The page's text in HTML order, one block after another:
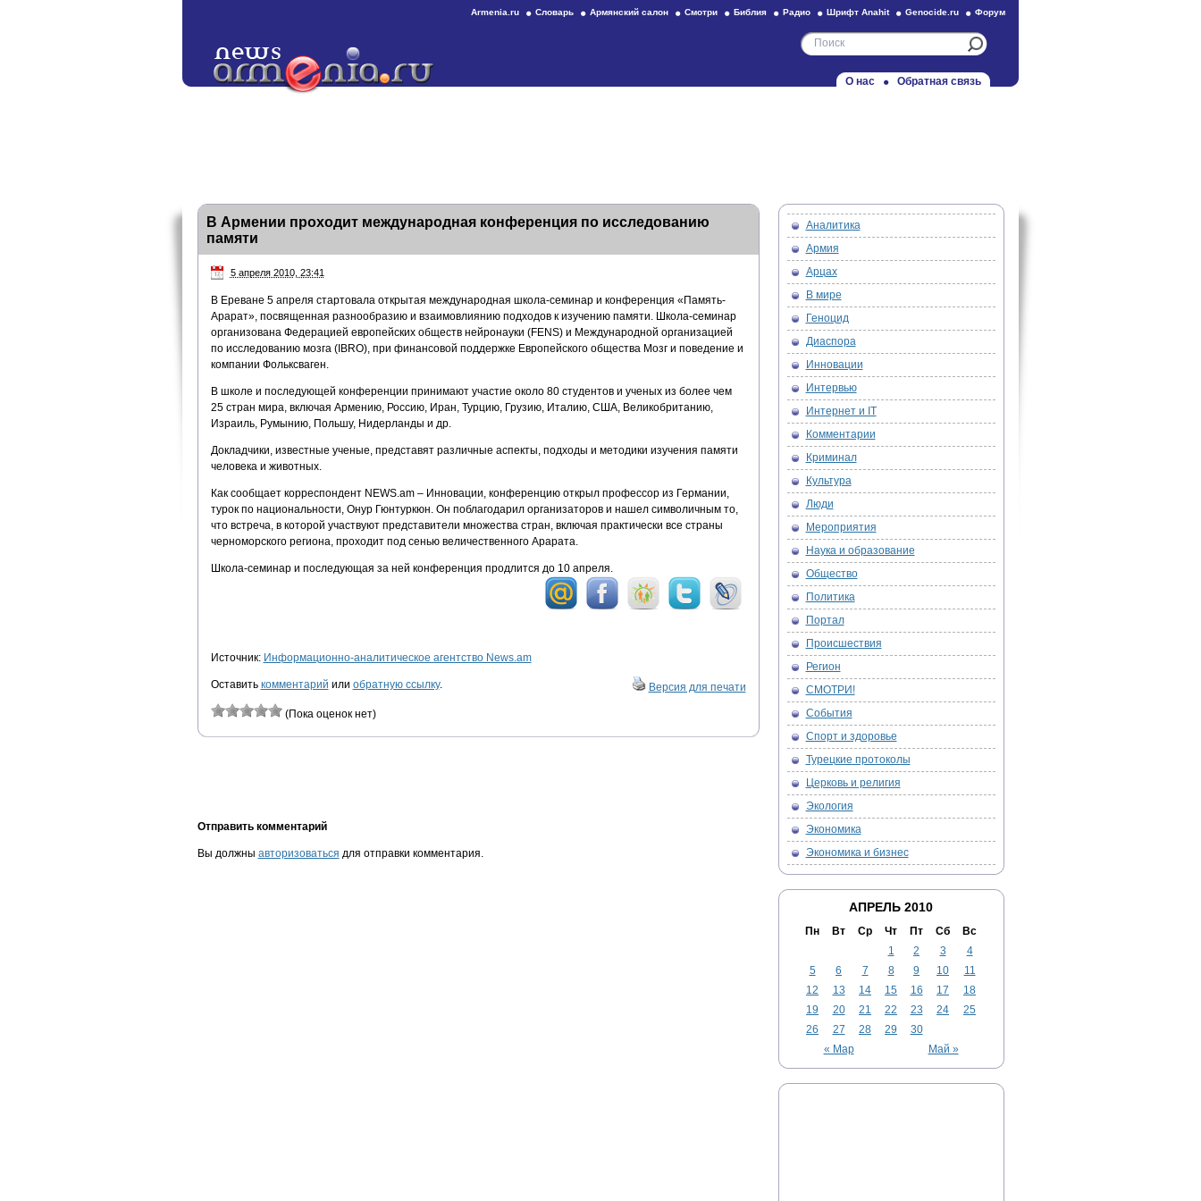
Armenia.ru Словарь Армянский салон Смотри Библия Радио Шрифт Anahit Genocide.ru Форум
О нас Обратная связь
В Армении проходит международная конференция по исследованию
памяти
5 апреля 2010, 23:41
В Ереване 5 апреля стартовала открытая международная школа-семинар и конференция «Память-
Арарат», посвященная разнообразию и взаимовлиянию подходов к изучению памяти. Школа-семинар
организована Федерацией европейских обществ нейронауки (FENS) и Международной организацией
по исследованию мозга (IBRO), при финансовой поддержке Европейского общества Мозг и поведение и
компании Фольксваген.
В школе и последующей конференции принимают участие около 80 студентов и ученых из более чем
25 стран мира, включая Армению, Россию, Иран, Турцию, Грузию, Италию, США, Великобританию,
Израиль, Румынию, Польшу, Нидерланды и др.
Докладчики, известные ученые, представят различные аспекты, подходы и методики изучения памяти
человека и животных.
Как сообщает корреспондент NEWS.am – Инновации, конференцию открыл профессор из Германии,
турок по национальности, Онур Гюнтуркюн. Он поблагодарил организаторов и нашел символичным то,
что встреча, в которой участвуют представители множества стран, включая практически все страны
черноморского региона, проходит под сенью величественного Арарата.
Школа-семинар и последующая за ней конференция продлится до 10 апреля.
Источник: Информационно-аналитическое агентство News.am
Оставить комментарий или обратную ссылку. Версия для печати
(Пока оценок нет)
Отправить комментарий
Вы должны авторизоваться для отправки комментария.
Аналитика
Армия
Арцах
В мире
Геноцид
Диаспора
Инновации
Интервью
Интернет и IT
Комментарии
Криминал
Культура
Люди
Мероприятия
Наука и образование
Общество
Политика
Портал
Происшествия
Регион
СМОТРИ!
События
Спорт и здоровье
Турецкие протоколы
Церковь и религия
Экология
Экономика
Экономика и бизнес
АПРЕЛЬ 2010
Пн Вт Ср Чт Пт Сб Вс
« Мар Май »
1 2 3
4
5
6 7 8 9 10
11
12
13 14 15 16 17
18
19
20 21 22 23 24
25
26
27 28 29 30